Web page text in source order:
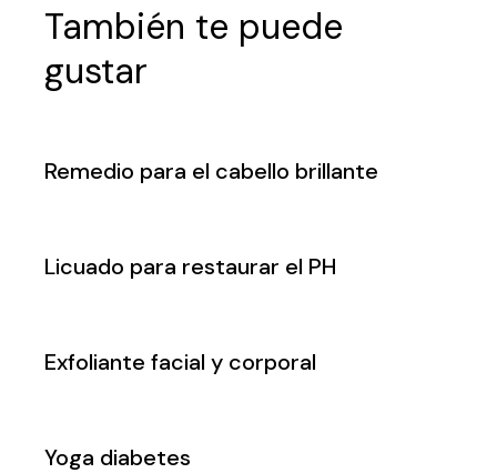
También te puede
gustar
Remedio para el cabello brillante
Licuado para restaurar el PH
Exfoliante facial y corporal
Yoga diabetes